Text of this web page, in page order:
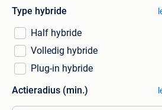
Type hybride
Half hybride
Volledig hybride
Plug-in hybride
Actieradius (min.)